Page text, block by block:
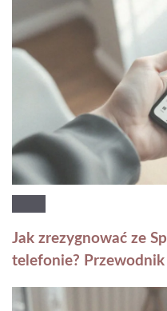
Jak zrezygnować ze
telefonie?